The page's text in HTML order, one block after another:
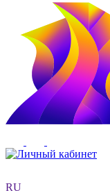
RU